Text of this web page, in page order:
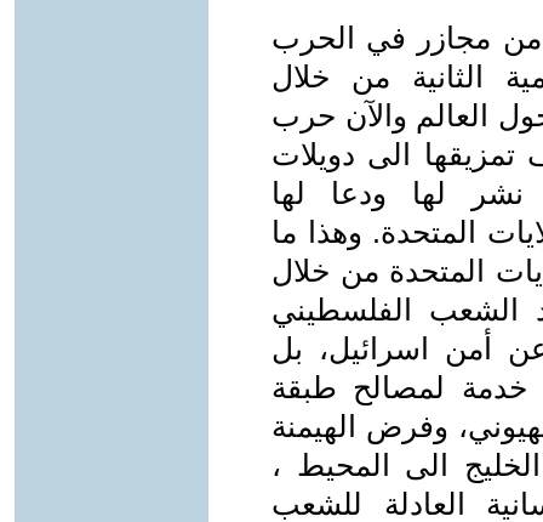
من مجازر في الحرب
الثانية من خلال
العالم والآن حرب
تمزيقها الى دويلات
نشر لها ودعا لها
المتحدة. وهذا ما
المتحدة من خلال
الشعب الفلسطيني
أمن اسرائيل، بل
خدمة لمصالح طبقة
وفرض الهيمنة
الى المحيط ،
العادلة للشعب